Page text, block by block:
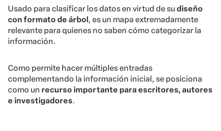
Usado para clasificar los datos en virtud de sudiseño
con formato de árbol , es un mapa extremadamente
relevante para quienes no saben cómo categorizar la
información.
Como permite hacer múltiples entradas
complementando la información inicial, se posiciona
como un recurso importante paraescritores, autores
e investigadores.